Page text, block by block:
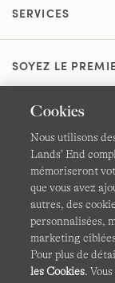
SERVICES
SOYEZ LE
CGV
Cookies -
Cookies
Nous utilisons
Lands’ End
mémoriseront
que vous avez
autres, des
personnalisées,
marketing
Pour plus de
les Cookies.